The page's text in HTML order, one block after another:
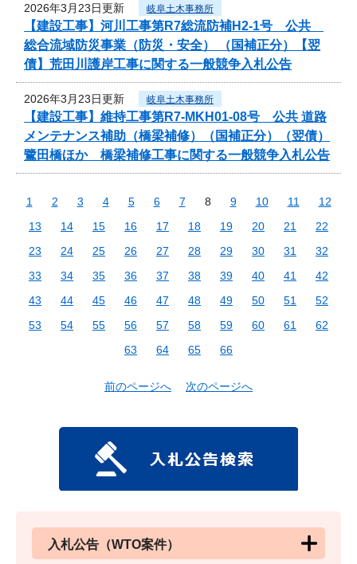
2026年3月23日更新 岐阜土木事務所
【建設工事】河川工事第R7総流防補H2-1号 公共
総合流域防災事業（防災・安全） （国補正分）【翌
債】荒田川護岸工事に関する一般競争入札公告
2026年3月23日更新 岐阜土木事務所
【建設工事】維持工事第R7-MKH01-08号 公共 道路
メンテナンス補助（橋梁補修）（国補正分）（翌債）
鷺田橋ほか 橋梁補修工事に関する一般競争入札公告
1 2 3 4 5 6 7 8 9 10 11
12
13
14 15 16 17 18 19 20 21
22
23
24 25 26 27 28 29 30 31
32
33
34 35 36 37 38 39 40 41
42
43
44 45 46 47 48 49 50 51
52
53
54 55 56 57 58 59 60 61
62
63
64 65 66
前のページへ 次のページへ
入札公告（WTO案件）